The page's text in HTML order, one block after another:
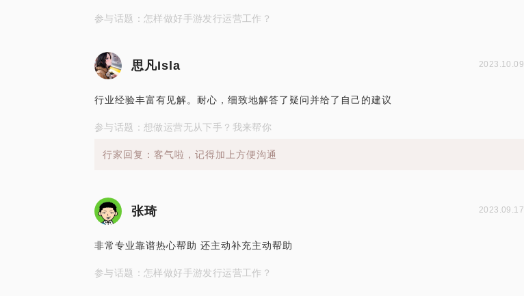
参与话题：怎样做好手游发行运营工作？
思凡Isla 2023.10.09
行业经验丰富有见解。耐心，细致地解答了疑问并给了自己的建议
参与话题：想做运营无从下手？我来帮你
行家回复：客气啦，记得加上方便沟通
张琦 2023.09.17
非常专业靠谱热心帮助 还主动补充主动帮助
参与话题：怎样做好手游发行运营工作？